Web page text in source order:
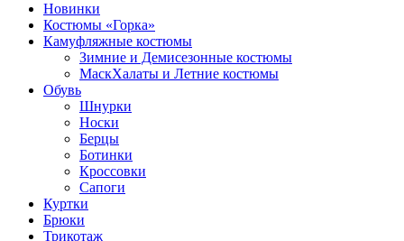
Новинки
Костюмы «Горка»
Камуфляжные костюмы
Зимние и Демисезонные костюмы
МаскХалаты и Летние костюмы
Обувь
Шнурки
Носки
Берцы
Ботинки
Кроссовки
Сапоги
Куртки
Брюки
Трикотаж